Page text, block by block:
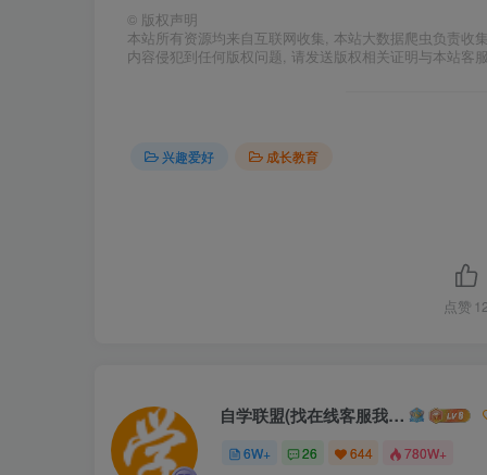
© 版权声明
本站所有资源均来自互联网收集, 本站大数据爬虫负责收
内容侵犯到任何版权问题, 请发送版权相关证明与本站客
兴趣爱好 成长教育
点赞
自学联盟(找在线客服我不回信息的)
6W+ 26 644 780W+